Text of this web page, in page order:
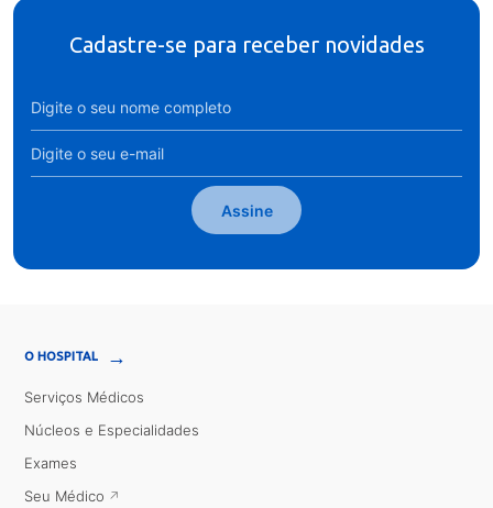
Cadastre-se para receber novidades
Assine
O HOSPITAL →
Serviços Médicos
Núcleos e Especialidades
Exames
Seu Médico